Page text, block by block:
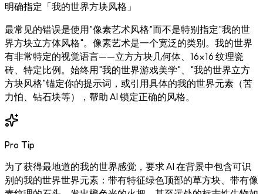
明确指定「我的世界方块风格」
最常见的错误是使用"像素艺术风格"而不是特别指定"我的世
界方块立方体风格"。像素艺术是一个宽泛的类别。我的世界
有非常特定的视觉语言——立方方块几何体、16×16 纹理瓷
砖、特定比例。始终用"我的世界游戏美学"、"我的世界立方
方块风格"锚定你的提示词，或引用具体的我的世界元素（苦
力怕、钻石块等），帮助 AI 锁定正确的风格。
Pro Tip
为了获得最地道的我的世界感觉，要求 AI 在背景中包含可识
别的我的世界世界元素：带有特征绿色顶部的草方块、带有像